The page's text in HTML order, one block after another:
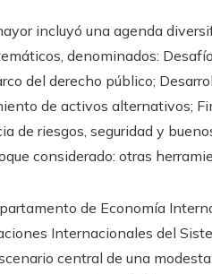
incluyó una agenda
denominados:
del derecho público;
de activos alternativos;
de riesgos, seguridad y
considerado: otras
de Economía
Internacionales del
central de una